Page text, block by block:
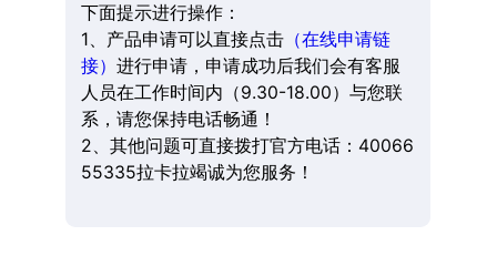
下面提示进行操作：
1、产品申请可以直接点击（在线申请链
接） 进行申请，申请成功后我们会有客服
人员在工作时间内（9.30-18.00）与您联
系，请您保持电话畅通！
2、其他问题可直接拨打官方电话：40066
55335拉卡拉竭诚为您服务！